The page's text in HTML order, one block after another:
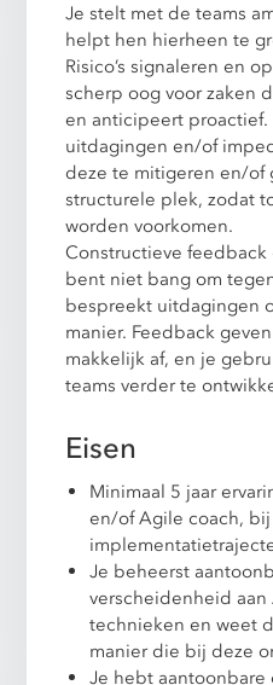
Je stelt met de teams
helpt hen hierheen te
Risico’s signaleren en
scherp oog voor zaken
en anticipeert proactief.
uitdagingen en/of
deze te mitigeren en/of
structurele plek, zodat
worden voorkomen.
Constructieve
bent niet bang om
bespreekt uitdagingen
manier. Feedback
makkelijk af, en je
teams verder te
Eisen
Minimaal 5 jaar
en/of Agile coach,
Je beheerst
verscheidenheid aan
technieken en weet
manier die bij deze
Je hebt aantoonbare